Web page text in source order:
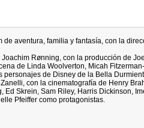
de aventura, familia y fantasía, con la
Rønning, con la producción de
de Linda Woolverton, Micah
personajes de Disney de la Bella
con la cinematografía de Henry
Ed Skrein, Sam Riley, Harris Dickinson,
Pfeiffer como protagonistas.